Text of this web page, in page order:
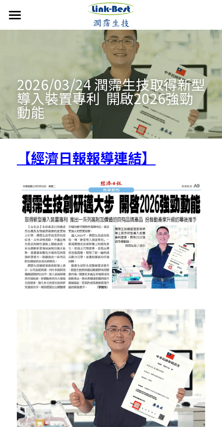
首頁
最新消息
媒體報導
影音分享
歷年新聞
公司介紹
成立沿革
發展近況
技術優勢
核心團隊
合作計畫
銷售產品
保養系列
醫美產品
牙科產品
骨科產品
外科產品
血球細胞分離機
聯絡潤霈
2026/03/24 潤霈生技取得新型
導入裝置專利  開啟2026強勁
動能
【經濟日報報導連結】